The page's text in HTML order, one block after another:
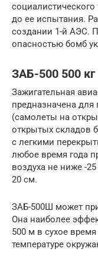
социалистического
до ее испытания.
создании 1-й АЭС.
опасностью бомб
ЗАБ-500 500 кг
Зажигательная
предназначена для
(самолеты на
открытых складов
с легкими
любое время года
воздуха не ниже -
20 см.
ЗАБ-500Ш может
Она наиболее
500 м в сухое
температуре